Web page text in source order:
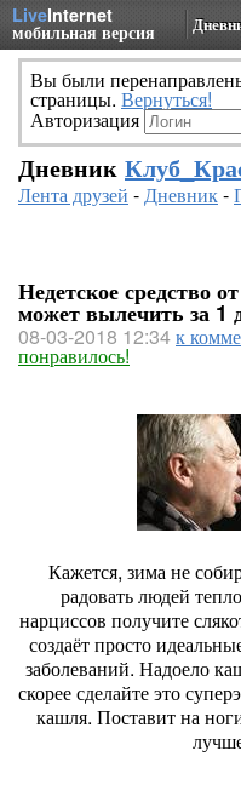
LiveInternet
мобильная версия
Вы были
страницы. Вернуться!
Авторизация
Дневник
Лента друзей -Дневник-
Недетское средство
может вылечить за 1
08-03-2018 12:34к
понравилось!
Кажется, зима не
радовать людей
нарциссов получите
создаёт просто
заболеваний. Надоело
скорее сделайте это
кашля. Поставит на